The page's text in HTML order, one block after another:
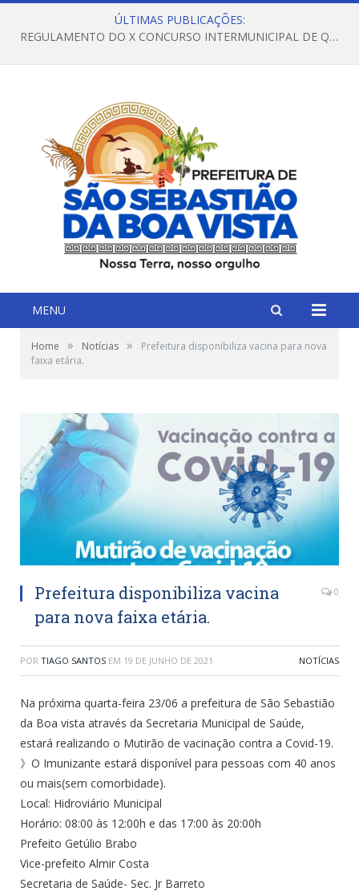
ÚLTIMAS PUBLICAÇÕES:
REGULAMENTO DO X CONCURSO INTERMUNICIPAL DE QUADRILHAS JUNINAS – 2026 – ARRAIÁ DA VENEZA
MENU
Home » Notícias »
Prefeitura disponibiliza vacina para nova
faixa etária.
Prefeitura disponibiliza vacina
para nova faixa etária.
0
POR TIAGO SANTOS EM 19 DE JUNHO DE 2021 NOTÍCIAS
Na próxima quarta-feira 23/06 a prefeitura de São Sebastião
da Boa vista através da Secretaria Municipal de Saúde,
estará realizando o Mutirão de vacinação contra a Covid-19.
》O Imunizante estará disponível para pessoas com 40 anos
ou mais(sem comorbidade).
Local: Hidroviário Municipal
Horário: 08:00 às 12:00h e das 17:00 às 20:00h
Prefeito Getúlio Brabo
Vice-prefeito Almir Costa
Secretaria de Saúde- Sec. Jr Barreto